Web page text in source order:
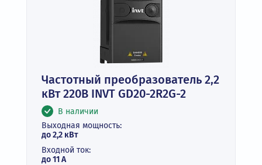
Частотный преобразователь 2,2
кВт 220В INVT GD20-2R2G-2
В наличии
Выходная мощность:
до 2,2 кВт
Входной ток:
до 11 А